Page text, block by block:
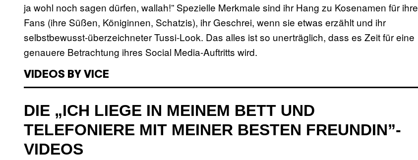
ja wohl noch sagen dürfen, wallah!” Spezielle Merkmale sind ihr Hang zu Kosenamen für ihre
Fans (ihre Süßen, Königinnen, Schatzis), ihr Geschrei, wenn sie etwas erzählt und ihr
selbstbewusst-überzeichneter Tussi-Look. Das alles ist so unerträglich, dass es Zeit für eine
genauere Betrachtung ihres Social Media-Auftritts wird.
VIDEOS BY VICE
DIE „ICH LIEGE IN MEINEM BETT UND
TELEFONIERE MIT MEINER BESTEN FREUNDIN”-
VIDEOS